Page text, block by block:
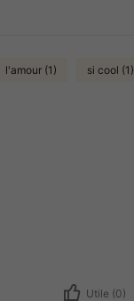
l'amour (1) si cool (1)
Utile (0)